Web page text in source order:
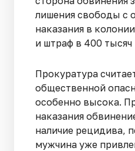
лишения свободы с
наказания в
и штраф в 400 тысяч
Прокуратура
общественной
особенно высока.
наказания
наличие рецидива,
мужчина уже